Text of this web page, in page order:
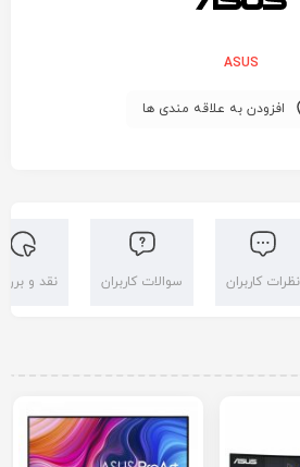
ASUS
افزودن به علاقه مندی ها
نظرات کاربران سوالات کاربران نقد و